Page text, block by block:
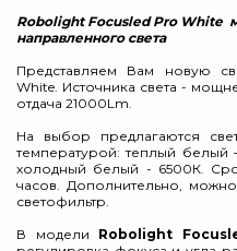
Robolight Focusled Pro White
направленного света
Представляем Вам новую
White. Источника света -
отдача 21000Lm.
На выбор предлагаются
температурой: теплый
холодный белый - 6500К.
часов. Дополнительно,
светофильтр.
В модели Robolight